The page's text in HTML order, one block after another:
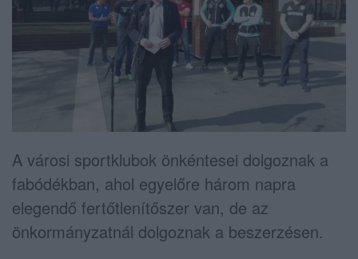
A városi sportklubok önkéntesei dolgoznak a
fabódékban, ahol egyelőre három napra
elegendő fertőtlenítőszer van, de az
önkormányzatnál dolgoznak a beszerzésen.